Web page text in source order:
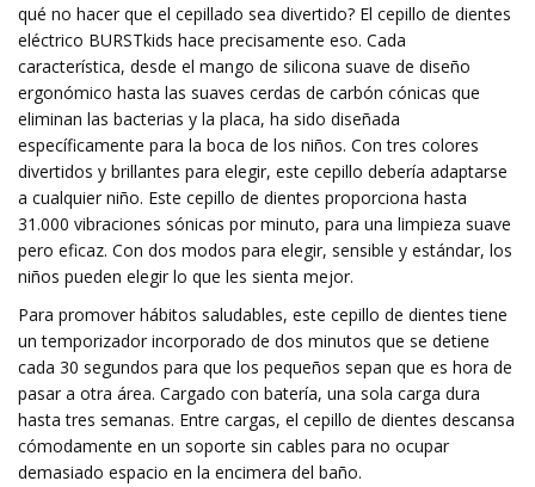
qué no hacer que el cepillado sea divertido? El cepillo de dientes
eléctrico BURSTkids hace precisamente eso. Cada
característica, desde el mango de silicona suave de diseño
ergonómico hasta las suaves cerdas de carbón cónicas que
eliminan las bacterias y la placa, ha sido diseñada
específicamente para la boca de los niños. Con tres colores
divertidos y brillantes para elegir, este cepillo debería adaptarse
a cualquier niño. Este cepillo de dientes proporciona hasta
31.000 vibraciones sónicas por minuto, para una limpieza suave
pero eficaz. Con dos modos para elegir, sensible y estándar, los
niños pueden elegir lo que les sienta mejor.
Para promover hábitos saludables, este cepillo de dientes tiene
un temporizador incorporado de dos minutos que se detiene
cada 30 segundos para que los pequeños sepan que es hora de
pasar a otra área. Cargado con batería, una sola carga dura
hasta tres semanas. Entre cargas, el cepillo de dientes descansa
cómodamente en un soporte sin cables para no ocupar
demasiado espacio en la encimera del baño.